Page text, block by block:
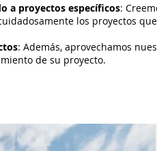
a proyectos específicos:
los proyectos
: Además, aprovechamos
de su proyecto.